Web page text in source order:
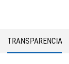
TRANSPARENCIA